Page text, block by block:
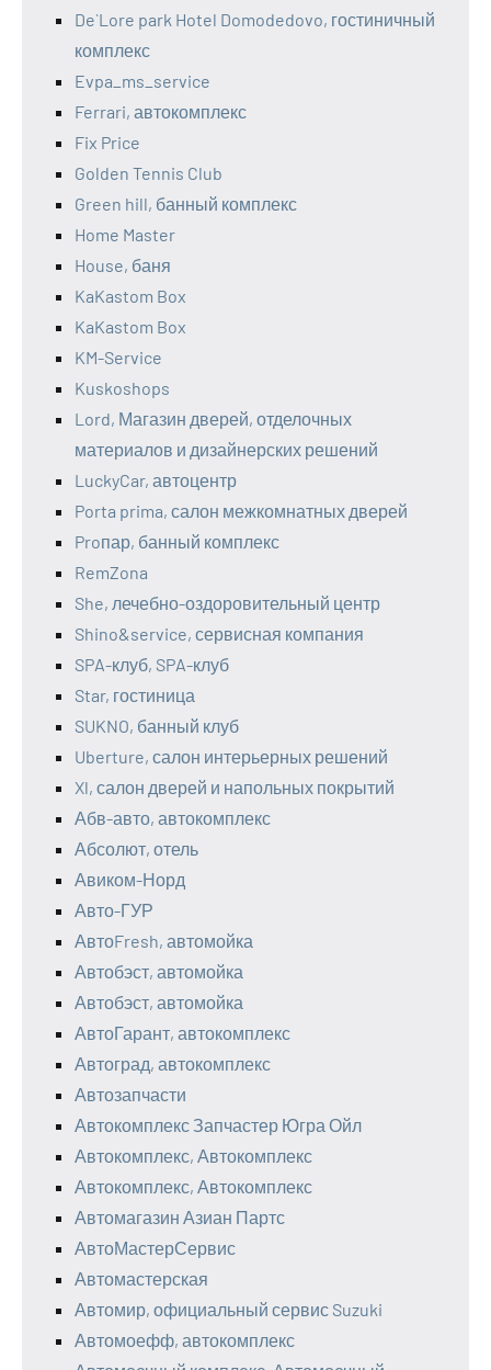
De`Lore park Hotel Domodedovo, гостиничный
комплекс
Evpa_ms_service
Ferrari, автокомплекс
Fix Price
Golden Tennis Club
Green hill, банный комплекс
Home Master
House, баня
KaKastom Box
KaKastom Box
KM-Service
Kuskoshops
Lord, Магазин дверей, отделочных
материалов и дизайнерских решений
LuckyCar, автоцентр
Porta prima, салон межкомнатных дверей
Proпар, банный комплекс
RemZona
She, лечебно-оздоровительный центр
Shino&service, сервисная компания
SPA-клуб, SPA-клуб
Star, гостиница
SUKNO, банный клуб
Uberture, салон интерьерных решений
Xl, салон дверей и напольных покрытий
Абв-авто, автокомплекс
Абсолют, отель
Авиком-Норд
Авто-ГУР
АвтоFresh, автомойка
Автобэст, автомойка
Автобэст, автомойка
АвтоГарант, автокомплекс
Автоград, автокомплекс
Автозапчасти
Автокомплекс Запчастер Югра Ойл
Автокомплекс, Автокомплекс
Автокомплекс, Автокомплекс
Автомагазин Азиан Партс
АвтоМастерСервис
Автомастерская
Автомир, официальный сервис Suzuki
Автомоефф, автокомплекс